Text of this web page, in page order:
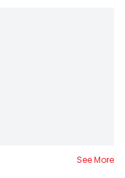
See More